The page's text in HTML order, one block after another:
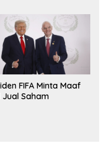
Minta Maaf
Jual Saham